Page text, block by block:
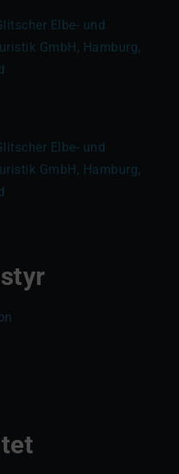
Elbe- und
GmbH, Hamburg,
Elbe- und
GmbH, Hamburg,